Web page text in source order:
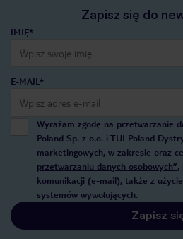
Zapisz się do
IMIĘ*
E-MAIL*
Wyrażam zgodę na przetwarzanie
Poland Sp. z o.o. i TUI Poland
marketingowych, w zakresie oraz
przetwarzaniu danych osobowych”,
komunikacji (e-mail), także z
systemów wywołujących.
Zapisz